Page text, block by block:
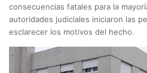
consecuencias fatales para la
autoridades judiciales iniciaron las
esclarecer los motivos del hecho.